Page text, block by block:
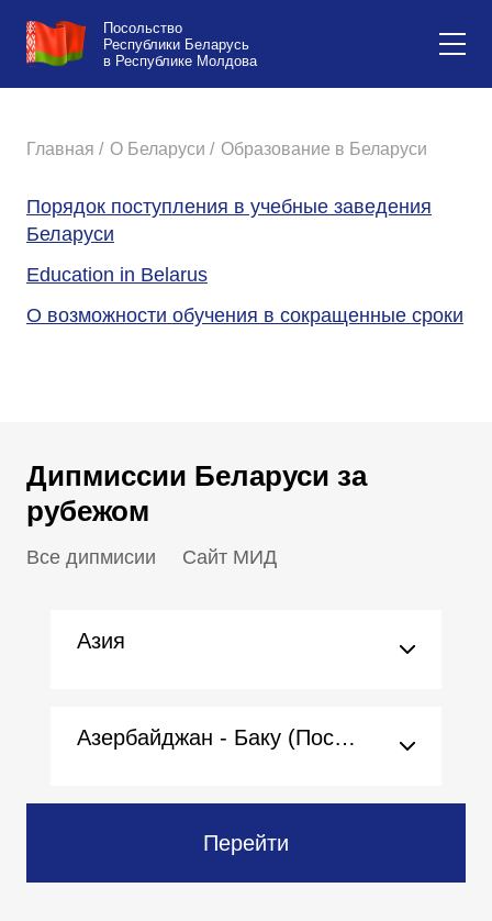
Посольство
Республики Беларусь
в Республике Молдова
Главная / О Беларуси / Образование в Беларуси
Порядок поступления в учебные заведения
Беларуси
Education in Belarus
О возможности обучения в сокращенные сроки
Дипмиссии Беларуси за
рубежом
Все дипмисии Сайт МИД
Азия
Азербайджан - Баку (Посольство)
Перейти